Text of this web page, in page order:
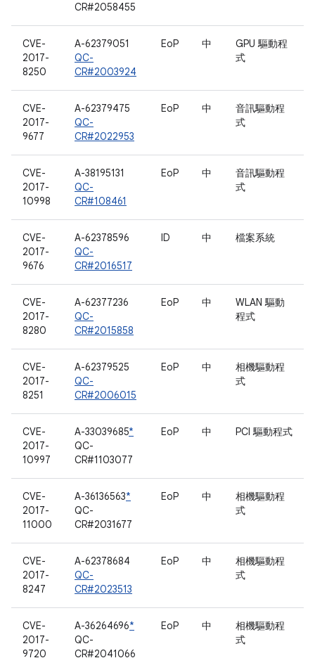
CR#2058455
CVE-
2017-
8250
A-62379051
QC-
CR#2003924
EoP 中
GPU 驅動程
式
CVE-
2017-
9677
A-62379475
QC-
CR#2022953
EoP 中
音訊驅動程
式
CVE-
2017-
10998
A-38195131
QC-
CR#108461
EoP 中
音訊驅動程
式
CVE-
2017-
9676
A-62378596
QC-
CR#2016517
ID 中 檔案系統
CVE-
2017-
8280
A-62377236
QC-
CR#2015858
EoP 中
WLAN 驅動
程式
CVE-
2017-
8251
A-62379525
QC-
CR#2006015
EoP 中
相機驅動程
式
CVE-
2017-
10997
A-33039685*
QC-
CR#1103077
EoP 中 PCI 驅動程式
CVE-
2017-
11000
A-36136563*
QC-
CR#2031677
EoP 中
相機驅動程
式
CVE-
2017-
8247
A-62378684
QC-
CR#2023513
EoP 中
相機驅動程
式
CVE-
2017-
9720
A-36264696*
QC-
CR#2041066
EoP 中
相機驅動程
式